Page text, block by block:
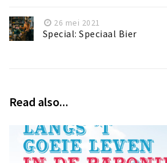
26 mei 2021
Special: Speciaal Bier
Read also...